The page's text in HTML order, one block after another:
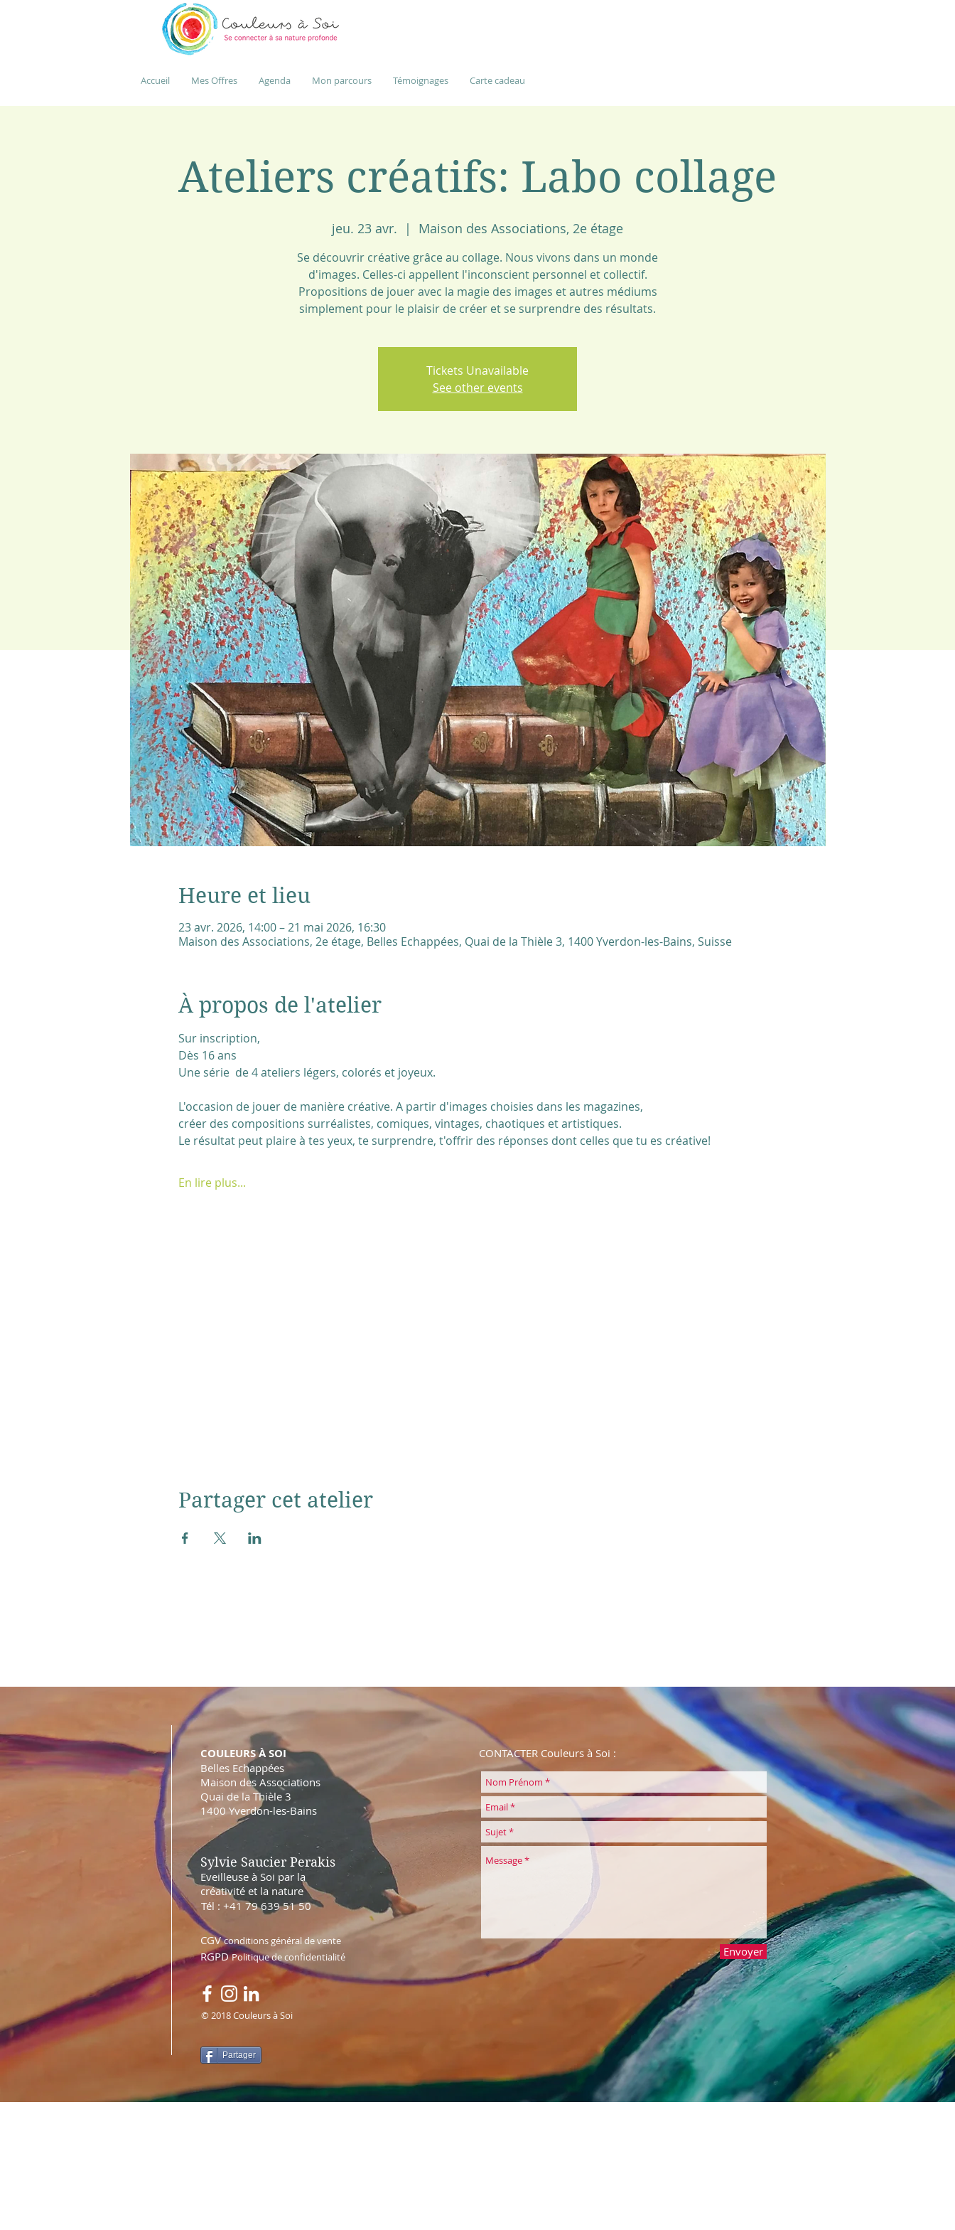
Accueil Mes Offres Agenda Mon parcours Témoignages Carte cadeau
Ateliers créatifs: Labo collage
jeu. 23 avr.
  |
Maison des Associations, 2e étage
Se découvrir créative grâce au collage. Nous vivons dans un monde
d'images. Celles-ci appellent l'inconscient personnel et collectif.
Propositions de jouer avec la magie des images et autres médiums
simplement pour le plaisir de créer et se surprendre des résultats.
Tickets Unavailable
See other events
Heure et lieu
23 avr. 2026, 14:00 – 21 mai 2026, 16:30
Maison des Associations, 2e étage, Belles Echappées, Quai de la Thièle 3, 1400 Yverdon-les-Bains, Suisse
À propos de l'atelier
Sur inscription,
Dès 16 ans
Une série  de 4 ateliers légers, colorés et joyeux.
L'occasion de jouer de manière créative. A partir d'images choisies dans les magazines,
créer des compositions surréalistes, comiques, vintages, chaotiques et artistiques.
Le résultat peut plaire à tes yeux, te surprendre, t'offrir des réponses dont celles que tu es créative!
En lire plus...
Partager cet atelier
COULEURS À SOI
Belles Echappées
Maison des Associations
Quai de la Thièle 3
1400 Yverdon-les-Bains
Sylvie Saucier Perakis
Eveilleuse à Soi par la
créativité et la nature
Tél : +41 79 639 51 50
CGVconditions général de vente
RGPDPolitique de confidentialité
CONTACTER Couleurs à Soi :
Envoyer
© 2018 Couleurs à Soi
Partager